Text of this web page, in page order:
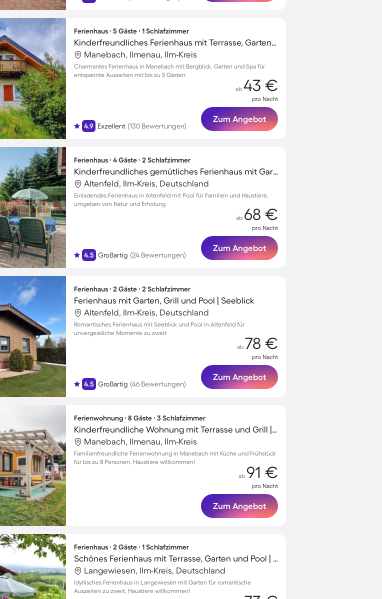
Ferienhaus ∙ 5 Gäste ∙ 1 Schlafzimmer
Kinderfreundliches Ferienhaus mit Terrasse, Garten und Grill | Bergblick
Manebach, Ilmenau, Ilm-Kreis
Charmantes Ferienhaus in Manebach mit Bergblick, Garten und Spa für
entspannte Auszeiten mit bis zu 5 Gästen
4.9 Exzellent (130 Bewertungen)
ab 43 €
pro Nacht
Zum Angebot
Ferienhaus ∙ 4 Gäste ∙ 2 Schlafzimmer
Kinderfreundliches gemütliches Ferienhaus mit Garten, Pool und Terrasse | Haustiere erlaubt
Altenfeld, Ilm-Kreis, Deutschland
Einladendes Ferienhaus in Altenfeld mit Pool für Familien und Haustiere,
umgeben von Natur und Erholung
4.5 Großartig (24 Bewertungen)
ab 68 €
pro Nacht
Zum Angebot
Ferienhaus ∙ 2 Gäste ∙ 2 Schlafzimmer
Ferienhaus mit Garten, Grill und Pool | Seeblick
Altenfeld, Ilm-Kreis, Deutschland
Romantisches Ferienhaus mit Seeblick und Pool in Altenfeld für
unvergessliche Momente zu zweit
4.5 Großartig (46 Bewertungen)
ab 78 €
pro Nacht
Zum Angebot
Ferienwohnung ∙ 8 Gäste ∙ 3 Schlafzimmer
Kinderfreundliche Wohnung mit Terrasse und Grill | Haustiere erlaubt
Manebach, Ilmenau, Ilm-Kreis
Familienfreundliche Ferienwohnung in Manebach mit Küche und Frühstück
für bis zu 8 Personen, Haustiere willkommen!
ab 91 €
pro Nacht
Zum Angebot
Ferienhaus ∙ 2 Gäste ∙ 1 Schlafzimmer
Schönes Ferienhaus mit Terrasse, Garten und Pool | Naturblick | Haustiere erlaubt
Langewiesen, Ilm-Kreis, Deutschland
Idyllisches Ferienhaus in Langewiesen mit Garten für romantische
Auszeiten zu zweit, Haustiere willkommen!